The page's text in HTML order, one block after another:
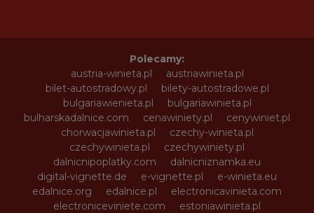
Polecamy:
austria-winieta.pl
austriawinieta.pl
bilet-autostradowy.pl
bilety-autostradowe.pl
bulgariawienieta.pl
bulgariawinieta.pl
bulharskadalnice.com
cenawiniety.pl
cenywiniet.pl
chorwacjawinieta.pl
czechy-winieta.pl
czechywinieta.pl
czechywiniety.pl
dalnicnipoplatky.com
dalnicniznamka.eu
digital-vignette.de
e-vignette.pl
e-winieta.eu
edalnice.org
edalnice.pl
electronicavinieta.com
electroniceviniete.com
estoniawinieta.pl